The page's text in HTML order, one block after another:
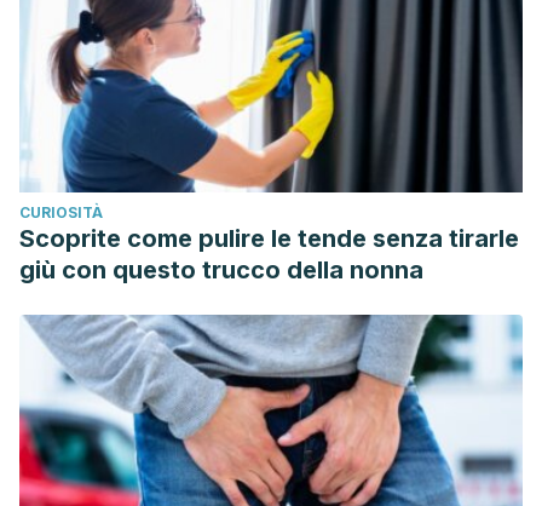
Amjadi, O., Mousavi, T., Rafiei, A., Afzali, M. A., Yousefpour,
M., & Ghaemi, A. (2016). Therapeutic and nutritional effects
of pomegranate from the perspective of islamic texts,
traditional and modern medicine. Journal of Mazandaran
University of Medical Sciences.
SILVA, L. K. C., MARTINS, S. F., DE OLIVEIRA, Y., & DUARTE,
A. M. CAPÍTULO 2 A UTILIZAÇÃO DO EXTRATO DA ROMÃ
(Punica granatum) E O SEU IMPACTO A NÍVEL
VASCULOPROTETOR: UMA REVISÃO.
Sarker, M., Das, S. C., Saha, S. K., Al Mahmud, Z., & Bachar,
S. C. (2012). Analgesic and anti-inflammatory activities of
flower extracts of Punica granatum Linn.(Punicaceae).
Journal of Applied Pharmaceutical Science
,2(4), 133.
Bogdan, C., Iurian, S., Tomuta, I., & Moldovan, M. (2017).
Improvement of skin condition in striae distensae:
CURIOSITÀ
Scoprite come pulire le tende senza tirarle
giù con questo trucco della nonna